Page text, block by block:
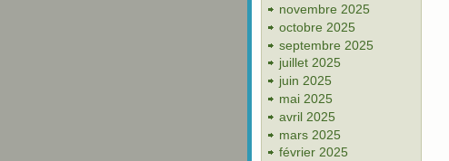
novembre 2025
octobre 2025
septembre 2025
juillet 2025
juin 2025
mai 2025
avril 2025
mars 2025
février 2025